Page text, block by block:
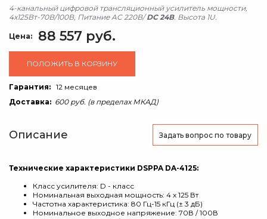
4-канальный цифровой трансляционный усилитель мощности,
4х125Вт-70В/100В, Питание AC 220В/DC 24В. Высота 1U.
Цена: 88 557 руб.
ПОЛОЖИТЬ В КОРЗИНУ
Гарантия: 12 месяцев
Доставка: 600 руб. (в пределах МКАД)
Описание Задать вопрос по товару
Технические характеристики DSPPA DA-4125:
Класс усилителя: D - класс
Номинальная выходная мощность: 4 х 125 Вт
Частотна характеристика: 80 Гц-15 кГц (± 3 дБ)
Номинальное выходное напряжение: 70В / 100В